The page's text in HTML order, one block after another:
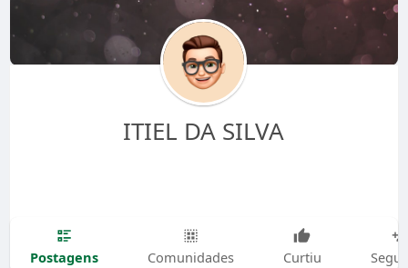
ITIEL DA SILVA
Postagens Comunidades Curtiu